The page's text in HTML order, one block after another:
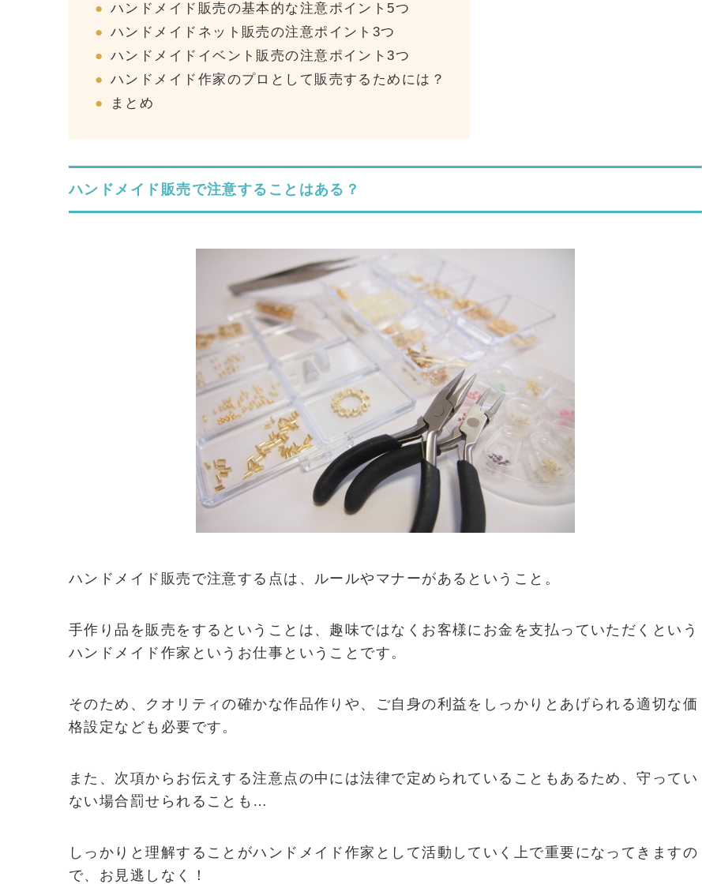
ハンドメイド販売の基本的な注意ポイント5つ
ハンドメイドネット販売の注意ポイント3つ
ハンドメイドイベント販売の注意ポイント3つ
ハンドメイド作家のプロとして販売するためには？
まとめ
ハンドメイド販売で注意することはある？
ハンドメイド販売で注意する点は、ルールやマナーがあるということ。
手作り品を販売をするということは、趣味ではなくお客様にお金を支払っていただくという
ハンドメイド作家というお仕事ということです。
そのため、クオリティの確かな作品作りや、ご自身の利益をしっかりとあげられる適切な価
格設定なども必要です。
また、次項からお伝えする注意点の中には法律で定められていることもあるため、守ってい
ない場合罰せられることも…
しっかりと理解することがハンドメイド作家として活動していく上で重要になってきますの
で、お見逃しなく！